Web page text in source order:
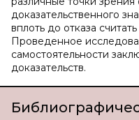
доказательственного
вплоть до отказа
Проведенное
самостоятельности
доказательств.